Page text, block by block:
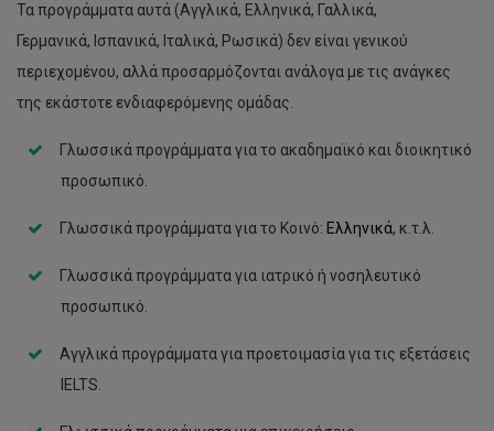
Δημήτριος Μπόγλου
Ευτυχία Ξερού
Κώστας Στυλιανού
Μαρία Κάρουλα
Μαρία Κούσιουνου
Μαρία Χριστοφόρου
Παναγιώτα Χατζηκωνσταντίνου
Ραφαέλα Θεοκλήτου
Σαλώμη Παπαδήμα-Σοφοκλέους
Τα προγράμματα αυτά (Αγγλικά, Ελληνικά, Γαλλικά,
Γερμανικά, Ισπανικά, Ιταλικά, Ρωσικά) δεν είναι γενικού
περιεχομένου, αλλά προσαρμόζονται ανάλογα με τις ανάγκες
της εκάστοτε ενδιαφερόμενης ομάδας.
Γλωσσικά προγράμματα για το ακαδημαϊκό και διοικητικό
προσωπικό.
Γλωσσικά προγράμματα για το Κοινό: Ελληνικά, κ.τ.λ.
Γλωσσικά προγράμματα για ιατρικό ή νοσηλευτικό
προσωπικό.
Αγγλικά προγράμματα για προετοιμασία για τις εξετάσεις
IELTS.